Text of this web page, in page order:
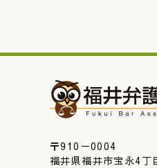
〒910－0004
福井県福井市宝永4